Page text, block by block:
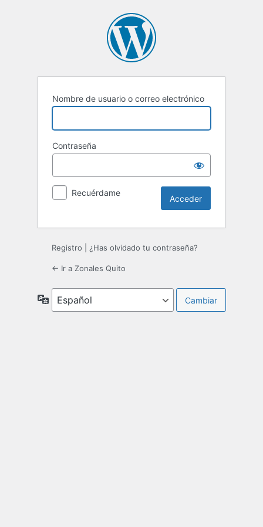
Nombre de usuario o correo electrónico
Contraseña
Recuérdame
Registro ¿Has olvidado tu contraseña?
← Ir a Zonales Quito
Idioma